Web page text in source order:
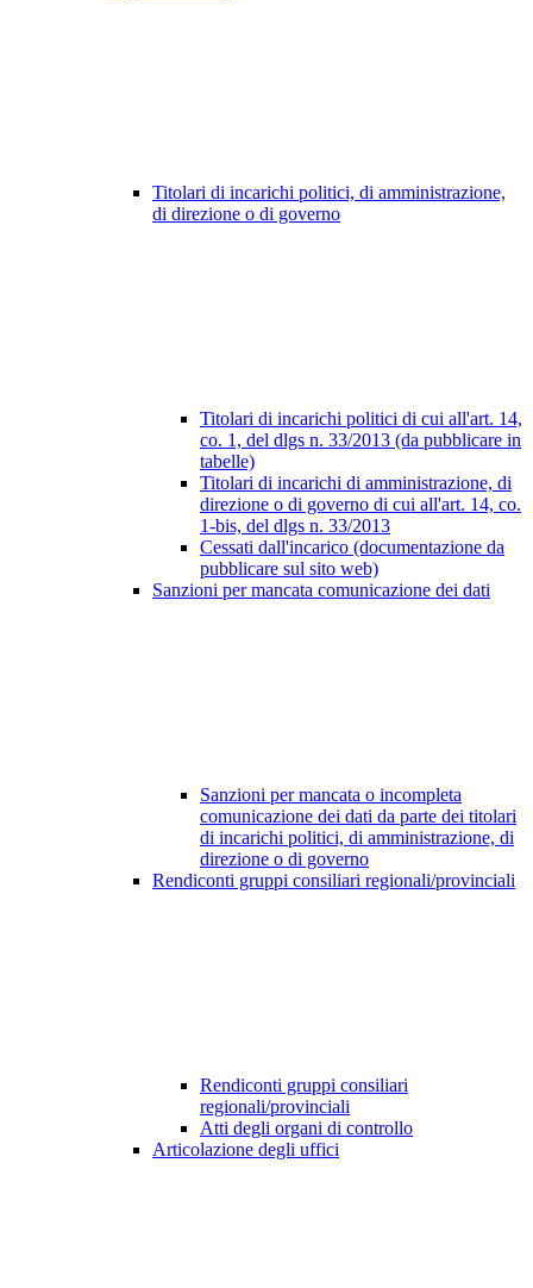
Titolari di incarichi politici, di amministrazione,
di direzione o di governo
Titolari di incarichi politici di cui all'art. 14,
co. 1, del dlgs n. 33/2013 (da pubblicare in
tabelle)
Titolari di incarichi di amministrazione, di
direzione o di governo di cui all'art. 14, co.
1-bis, del dlgs n. 33/2013
Cessati dall'incarico (documentazione da
pubblicare sul sito web)
Sanzioni per mancata comunicazione dei dati
Sanzioni per mancata o incompleta
comunicazione dei dati da parte dei titolari
di incarichi politici, di amministrazione, di
direzione o di governo
Rendiconti gruppi consiliari regionali/provinciali
Rendiconti gruppi consiliari
regionali/provinciali
Atti degli organi di controllo
Articolazione degli uffici